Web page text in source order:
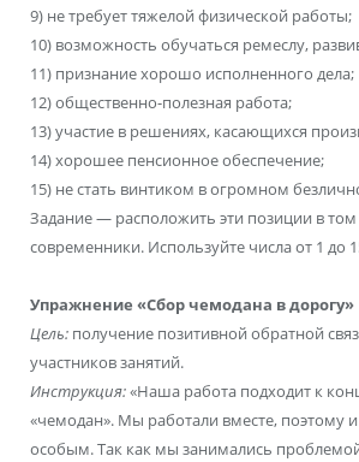
9) не требует тяжелой физической работы;
10) возможность обучаться ремеслу,
11) признание хорошо исполненного дела;
12) общественно-полезная работа;
13) участие в решениях, касающихся
14) хорошее пенсионное обеспечение;
15) не стать винтиком в огромном
Задание — расположить эти позиции в
современники. Используйте числа от 1 до
Упражнение «Сбор чемодана в дорогу»
Цель: получение позитивной обратной
участников занятий.
Инструкция:«Наша работа подходит к
«чемодан». Мы работали вместе, поэтому
особым. Так как мы занимались